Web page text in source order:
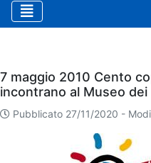
Eventi
7 maggio 2010 Cento
incontrano al Museo dei
Pubblicato 27/11/2020 -